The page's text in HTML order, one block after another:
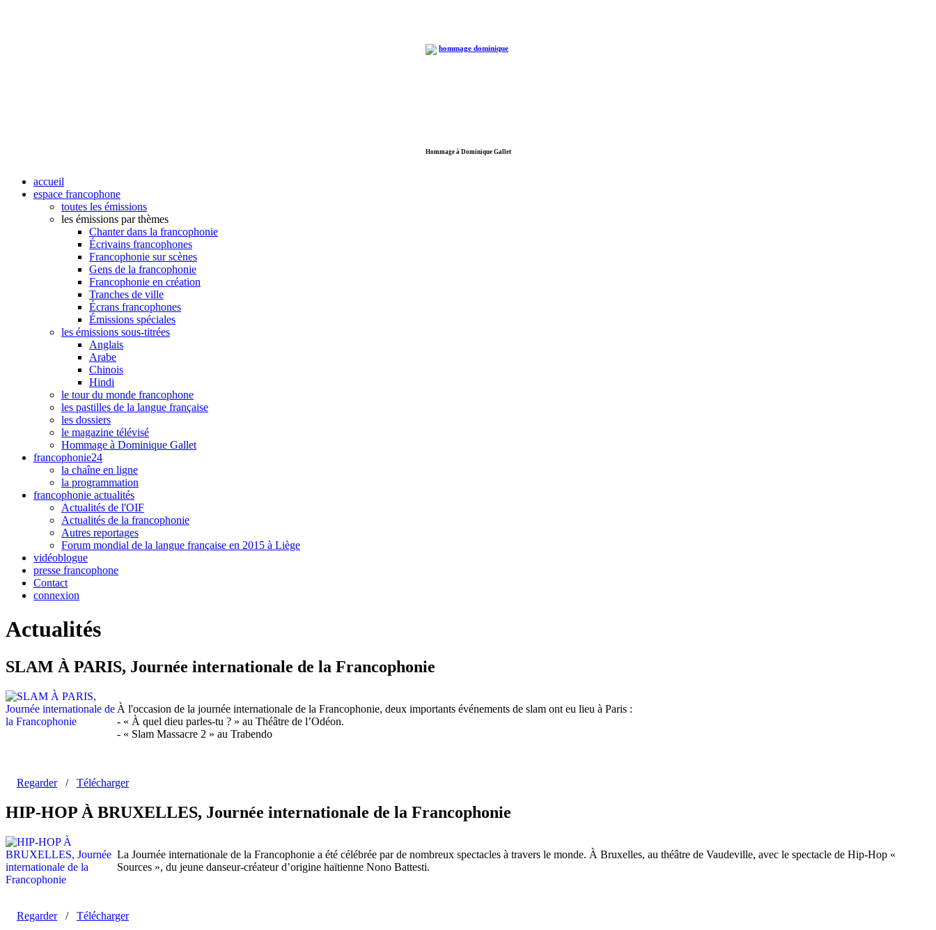
Hommage à Dominique Gallet
accueil
espace francophone
toutes les émissions
les émissions par thèmes
Chanter dans la francophonie
Écrivains francophones
Francophonie sur scènes
Gens de la francophonie
Francophonie en création
Tranches de ville
Écrans francophones
Émissions spéciales
les émissions sous-titrées
Anglais
Arabe
Chinois
Hindi
le tour du monde francophone
les pastilles de la langue française
les dossiers
le magazine télévisé
Hommage à Dominique Gallet
francophonie24
la chaîne en ligne
la programmation
francophonie actualités
Actualités de l'OIF
Actualités de la francophonie
Autres reportages
Forum mondial de la langue française en 2015 à Liège
vidéoblogue
presse francophone
Contact
connexion
Actualités
SLAM À PARIS, Journée internationale de la Francophonie
À l'occasion de la journée internationale de la Francophonie, deux importants événements de slam ont eu lieu à Paris :
- « À quel dieu parles-tu ? » au Théâtre de l’Odéon.
- « Slam Massacre 2 » au Trabendo
Regarder/ Télécharger
HIP-HOP À BRUXELLES, Journée internationale de la Francophonie
La Journée internationale de la Francophonie a été célébrée par de nombreux spectacles à travers le monde. À Bruxelles, au théâtre de Vaudeville, avec le spectacle de Hip-Hop «
Sources », du jeune danseur-créateur d’origine haïtienne Nono Battesti.
Regarder/ Télécharger